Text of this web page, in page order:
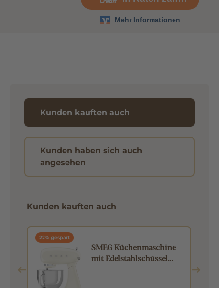
Kunden kauften auch
Kunden haben sich auch
angesehen
Kunden kauften auch
22% gespart
SMEG Küchenmaschine
mit Edelstahlschüssel